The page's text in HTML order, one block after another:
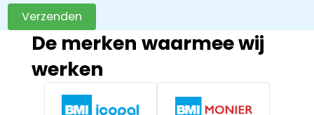
Verzenden
De merken waarmee wij
werken